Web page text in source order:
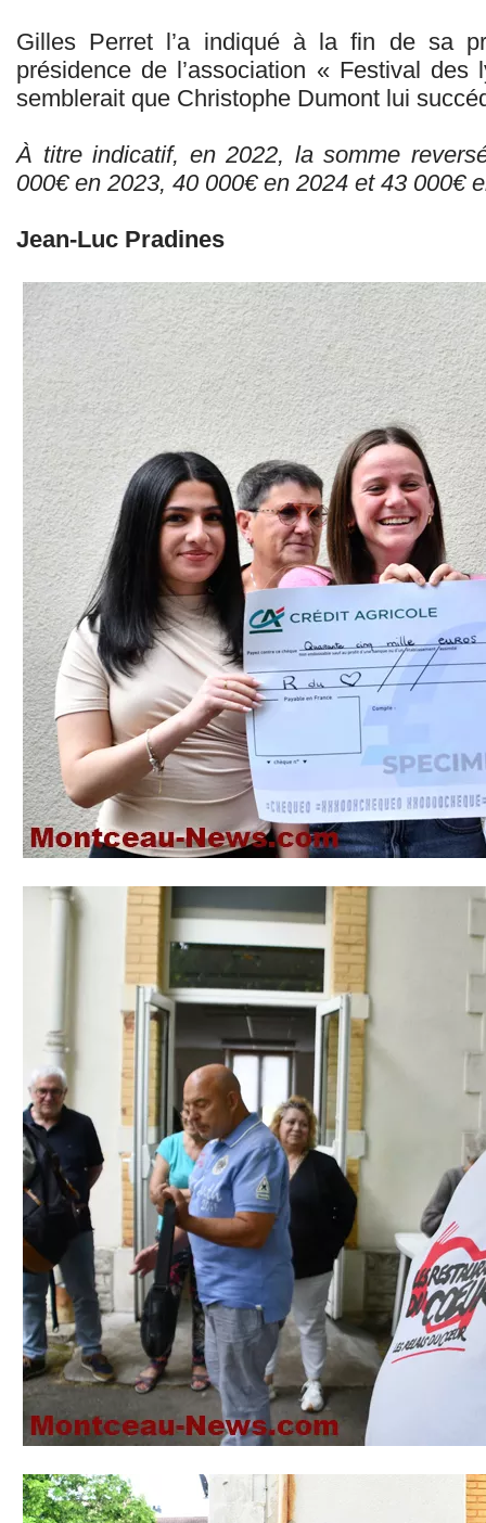
Gilles Perret l’a indiqué à la fin de sa
présidence de l’association « Festival
semblerait que Christophe Dumont lui
À titre indicatif, en 2022, la somme
000€ en 2023, 40 000€ en 2024 et 43 000€
Jean-Luc Pradines